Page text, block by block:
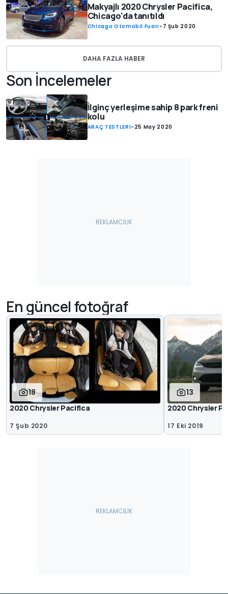
Makyajlı 2020 Chrysler Pacifica,
Chicago'da tanıtıldı
Chicago Otomobil Fuarı- 7 Şub 2020
DAHA FAZLA HABER
Son İncelemeler
İlginç yerleşime sahip 8 park freni
kolu
ARAÇ TESTLERİ- 25 May 2020
En güncel fotoğraf
18
2020 Chrysler Pacifica
7 Şub 2020
13
2020 Chrysler
17 Eki 2019